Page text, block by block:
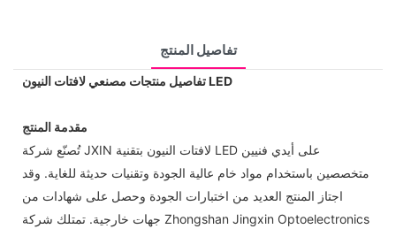
تفاصيل المنتج
تفاصيل منتجات مصنعي لافتات النيون LED
مقدمة المنتج
تُصنّع شركة JXIN لافتات النيون بتقنية LED على أيدي فنيين
متخصصين باستخدام مواد خام عالية الجودة وتقنيات حديثة للغاية. وقد
اجتاز المنتج العديد من اختبارات الجودة وحصل على شهادات من
جهات خارجية. تمتلك شركة Zhongshan Jingxin Optoelectronics